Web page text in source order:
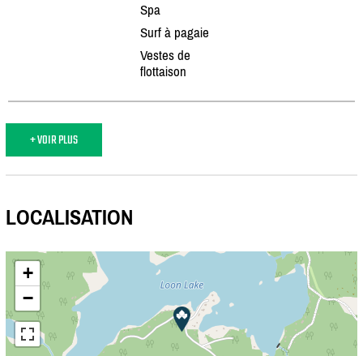
Spa
Surf à pagaie
Vestes de
flottaison
+ VOIR PLUS
LOCALISATION
+
−